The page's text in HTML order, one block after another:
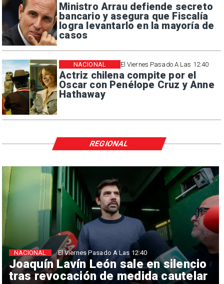
Ministro Arrau defiende secreto
bancario y asegura que Fiscalía
logra levantarlo en la mayoría de
casos
El Viernes Pasado A Las 12:40
Actriz chilena compite por el
Oscar con Penélope Cruz y Anne
Hathaway
NACIONAL
Joaquín Lavín León sale en silencio
tras revocación de medida cautelar
NACIONAL El Viernes Pasado A Las 12:40
REGIONAL